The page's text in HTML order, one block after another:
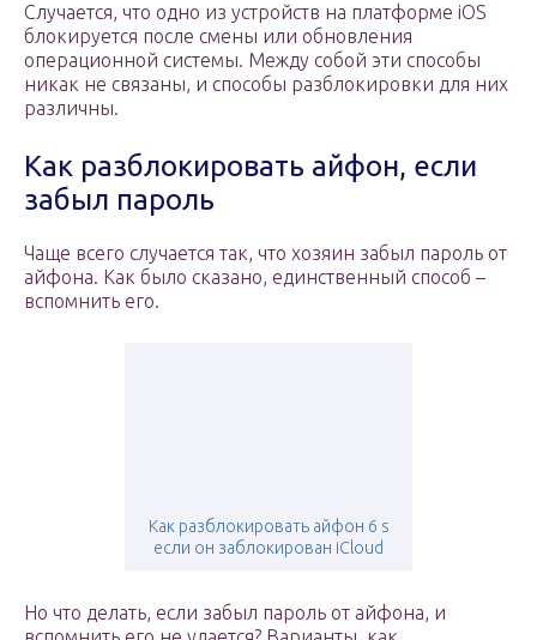
Случается, что одно из устройств на платформе iOS
блокируется после смены или обновления
операционной системы. Между собой эти способы
никак не связаны, и способы разблокировки для них
различны.
Как разблокировать айфон, если
забыл пароль
Чаще всего случается так, что хозяин забыл пароль от
айфона. Как было сказано, единственный способ –
вспомнить его.
Как разблокировать айфон 6 s
если он заблокирован iCloud
Но что делать, если забыл пароль от айфона, и